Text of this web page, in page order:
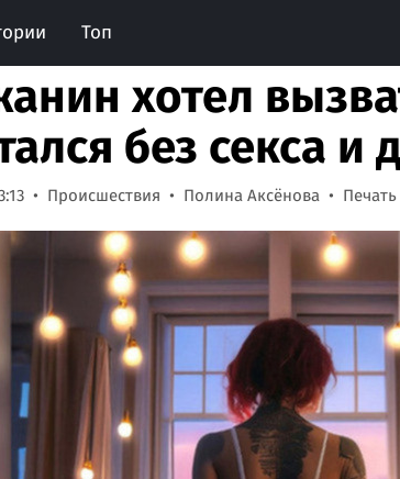
Топ
хотел
без секса и
Происшествия Полина Аксёнова Печать